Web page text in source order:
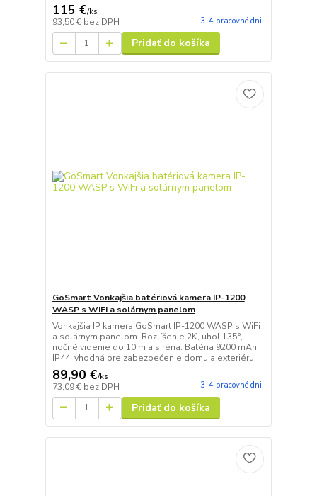
115 €/ks
93,50 € bez DPH 3-4 pracovné dni
Pridať do košíka
GoSmart Vonkajšia batériová kamera IP-1200
WASP s WiFi a solárnym panelom
Vonkajšia IP kamera GoSmart IP-1200 WASP s WiFi
a solárnym panelom. Rozlíšenie 2K, uhol 135°,
nočné videnie do 10 m a siréna. Batéria 9200 mAh,
IP44, vhodná pre zabezpečenie domu a exteriéru.
89,90 €/ks
73,09 € bez DPH 3-4 pracovné dni
Pridať do košíka